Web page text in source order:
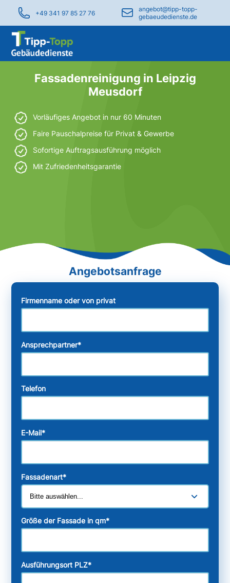
+49 341 97 85 27 76
angebot@tipp-topp-
gebaeudedienste.de
Fassadenreinigung in Leipzig
Meusdorf
Vorläufiges Angebot in nur 60 Minuten
Faire Pauschalpreise für Privat & Gewerbe
Sofortige Auftragsausführung möglich
Mit Zufriedenheitsgarantie
Firmenname oder von privat
Ansprechpartner*
Telefon
E-Mail*
Fassadenart*
Größe der Fassade in qm*
Ausführungsort PLZ*